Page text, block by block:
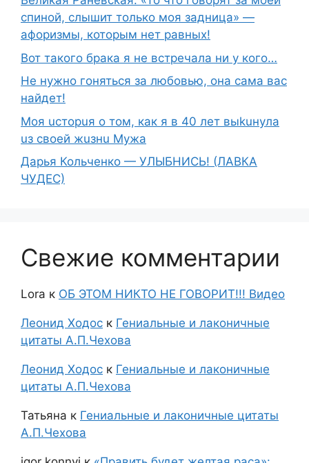
спиной, слышит только моя задница» —
афоризмы, которым нет равных!
Вот такого брака я не встречала ни у кого…
Не нужно гоняться за любовью, она сама вас
найдет!
Moя ucтopuя о том, как я в 40 лет выkuнyлa
uз свoeй жuзнu Myжа
Дарья Кольченко — УЛЫБНИСЬ! (ЛАВКА
ЧУДЕС)
Свежие комментарии
Lora к ОБ ЭТОМ НИКТО НЕ ГОВОРИТ!!! Видео
Леонид Ходос к Гениальные и лаконичные
цитаты А.П.Чехова
Леонид Ходос к Гениальные и лаконичные
цитаты А.П.Чехова
Татьяна к Гениальные и лаконичные цитаты
А.П.Чехова